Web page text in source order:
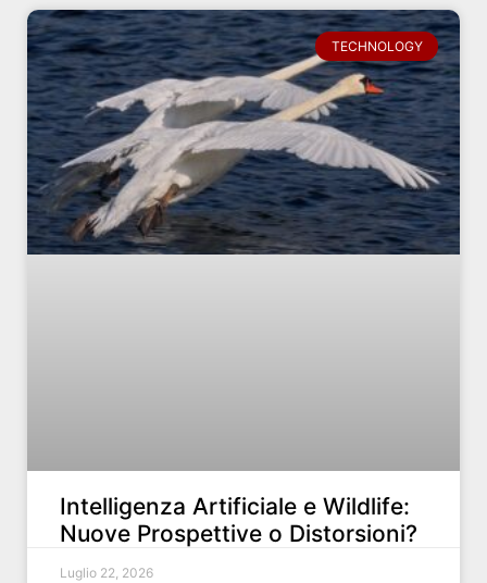
TECHNOLOGY
Intelligenza Artificiale e Wildlife:
Nuove Prospettive o Distorsioni?
Luglio 22, 2026